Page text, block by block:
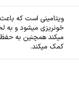
ویتامینی است که
خونریزی میشود و
میکند همچنین به
کمک میکند.